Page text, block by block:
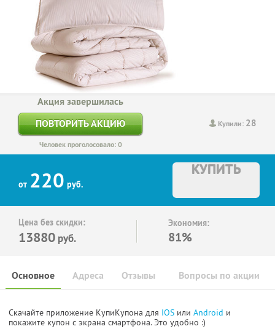
Купили: 28
Акция завершилась
ПОВТОРИТЬ АКЦИЮ
Человек проголосовало: 0
от 220 руб.
КУПИТЬ
Цена без скидки:
13880 руб.
Экономия:
81%
Основное Отзывы Вопросы по акции
Адреса
Скачайте приложение КупиКупона для IOS или Android и
покажите купон с экрана смартфона. Это удобно :)